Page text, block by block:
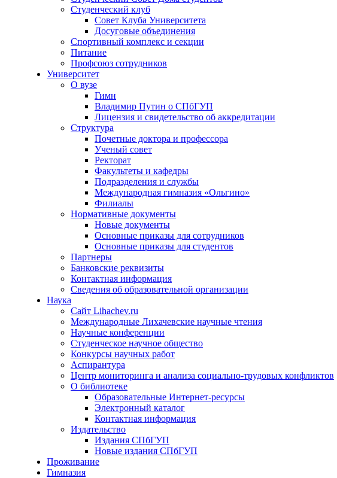
Студенческий клуб
Совет Клуба Университета
Досуговые объединения
Спортивный комплекс и секции
Питание
Профсоюз сотрудников
Университет
О вузе
Гимн
Владимир Путин о СПбГУП
Лицензия и свидетельство об аккредитации
Структура
Почетные доктора и профессора
Ученый совет
Ректорат
Факультеты и кафедры
Подразделения и службы
Международная гимназия «Ольгино»
Филиалы
Нормативные документы
Новые документы
Основные приказы для сотрудников
Основные приказы для студентов
Партнеры
Банковские реквизиты
Контактная информация
Сведения об образовательной организации
Наука
Сайт Lihachev.ru
Международные Лихачевские научные чтения
Научные конференции
Студенческое научное общество
Конкурсы научных работ
Аспирантура
Центр мониторинга и анализа социально-трудовых конфликтов
О библиотеке
Образовательные Интернет-ресурсы
Электронный каталог
Контактная информация
Издательство
Издания СПбГУП
Новые издания СПбГУП
Проживание
Гимназия